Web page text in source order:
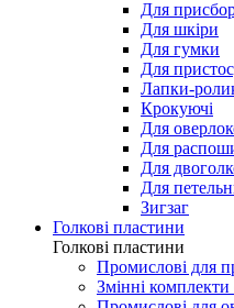
Для
Для шкіри
Для гумки
Для
Лапки-
Крокуючі
Для
Для
Для
Для
Зигзаг
Голкові пластини
Голкові пластини
Промислові для
Змінні